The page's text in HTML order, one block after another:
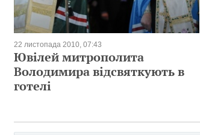
22 листопада 2010, 07:43
Ювілей митрополита
Володимира відсвяткують в
готелі